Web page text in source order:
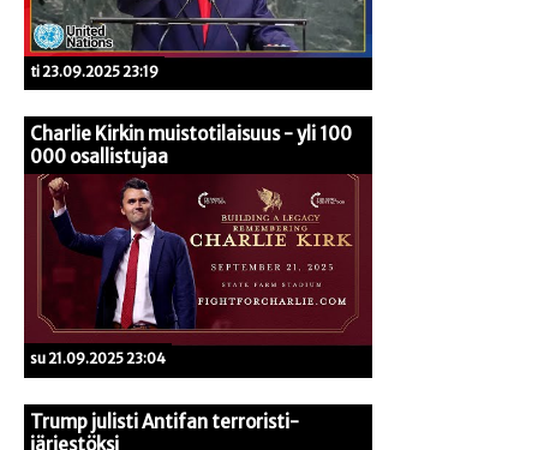
ti 23.09.2025 23:19
Charlie Kirkin muistotilaisuus - yli 100
000 osallistujaa
su 21.09.2025 23:04
Trump julisti Antifan terroristi-
järjestöksi